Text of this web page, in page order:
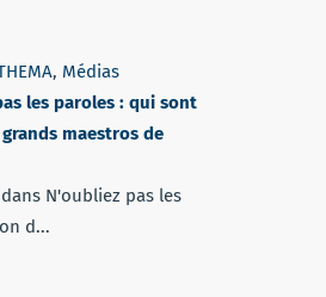
, Médias
les paroles : qui sont
maestros de
N'oubliez pas les
d...